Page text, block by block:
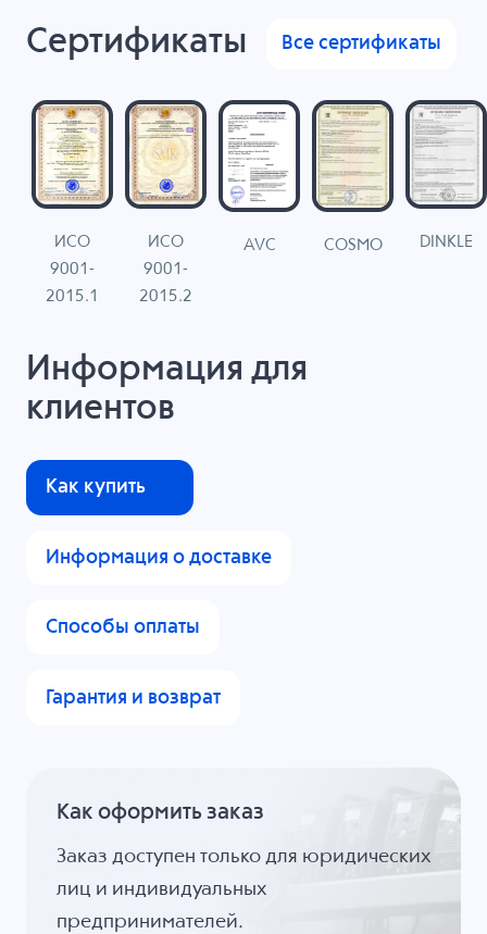
Сертификаты Все сертификаты
ИСО
9001-
2015.1
ИСО
9001-
2015.2
AVC COSMO DINKLE
Информация для
клиентов
Как купить
Информация о доставке
Способы оплаты
Гарантия и возврат
Как оформить заказ
Заказ доступен только для юридических
лиц и индивидуальных
предпринимателей.